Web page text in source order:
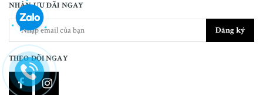
NHẬN ƯU ĐÃI NGAY
Đăng ký
THEO DÕI NGAY